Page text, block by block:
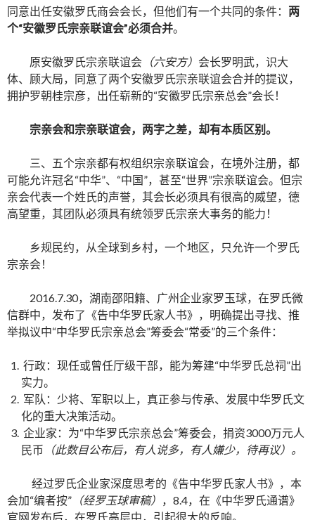
同意出任安徽罗氏商会会长，但他们有一个共同的条件： 两
个“安徽罗氏宗亲联谊会”必须合并。
原安徽罗氏宗亲联谊会 （六安方） 会长罗明武，识大
体、顾大局，同意了两个安徽罗氏宗亲联谊会合并的提议，
拥护罗朝桂宗彦，出任崭新的“安徽罗氏宗亲总会”会长！
宗亲会和宗亲联谊会， 两字之差，却有本质区别。
三、五个宗亲都有权组织宗亲联谊会，在境外注册，都
可能允许冠名“中华”、“中国”，甚至“世界”宗亲联谊会。但宗
亲会代表一个姓氏的声誉，其会长必须具有很高的威望，德
高望重，其团队必须具有统领罗氏宗亲大事务的能力！
乡规民约，从全球到乡村，一个地区，只允许一个罗氏
宗亲会！
2016.7.30，湖南邵阳籍、广州企业家罗玉球，在罗氏微
信群中，发布了《告中华罗氏家人书》，明确提出寻找、推
举拟议中“中华罗氏宗亲总会”筹委会“常委”的三个条件：
行政：现任或曾任厅级干部，能为筹建“中华罗氏总祠”出
实力。
军队：少将、军职以上，真正参与传承、发展中华罗氏文
化的重大决策活动。
企业家：为“中华罗氏宗亲总会”筹委会，捐资3000万元人
民币 （此数目公布后，有人说多，有人嫌少，待再议）。
经过罗氏企业家深度思考的《告中华罗氏家人书》，本
会加“编者按” （经罗玉球审稿） ，8.4，在《中华罗氏通谱》
官网发布后，在罗氏高层中，引起很大的反响。